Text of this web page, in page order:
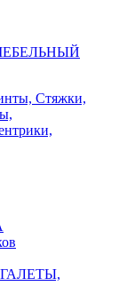
МЕБЕЛЬНЫЙ
Стяжки,